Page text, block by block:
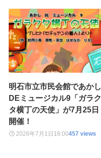
明石市立市民会館であかし
DEミュージカル9「ガラク
タ横丁の天使」が7月25日
開催！
2026年7月1日 18:00457 views